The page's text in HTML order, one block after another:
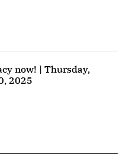
now! | Thursday,
2025